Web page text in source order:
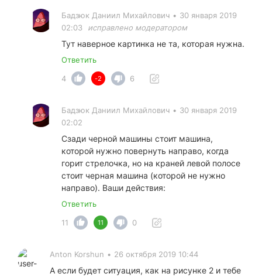
Бадзюк Даниил Михайлович • 30 января 2019
02:03
исправлено модератором
Тут наверное картинка не та, которая нужна.
Ответить
4
-2 6
Бадзюк Даниил Михайлович • 30 января 2019
02:02
Сзади черной машины стоит машина,
которой нужно повернуть направо, когда
горит стрелочка, но на краней левой полосе
стоит черная машина (которой не нужно
направо). Ваши действия:
Ответить
11
11 0
Anton Korshun • 26 октября 2019 10:44
А если будет ситуация, как на рисунке 2 и тебе